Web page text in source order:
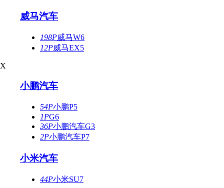
威马汽车
198P威马W6
12P威马EX5
X
小鹏汽车
54P小鹏P5
1PG6
36P小鹏汽车G3
2P小鹏汽车P7
小米汽车
44P小米SU7